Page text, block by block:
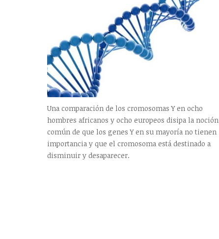
Una comparación de los cromosomas Y en ocho
hombres africanos y ocho europeos disipa la noción
común de que los genes Y en su mayoría no tienen
importancia y que el cromosoma está destinado a
disminuir y desaparecer.